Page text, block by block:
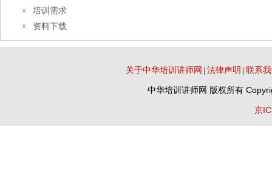
培训需求
资料下载
关于中华培训讲师网 |法律声明 |联系
中华培训讲师网 版权所有
京